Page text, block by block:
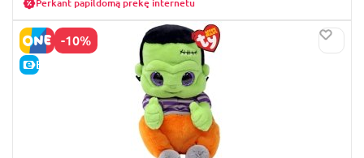
Perkant papildomą prekę internetu
-10%
E-KAINA